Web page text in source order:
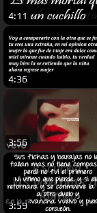
4:11
4:36
3:56
3:59